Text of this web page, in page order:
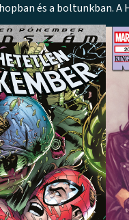
és a boltunkban.